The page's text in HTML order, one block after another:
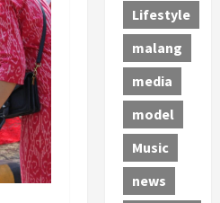
Lifestyle
malang
media
model
Music
news